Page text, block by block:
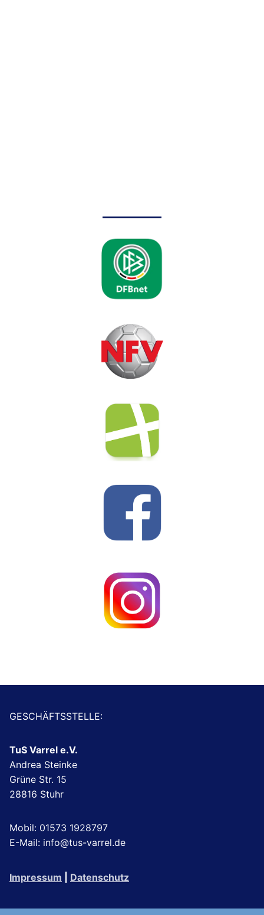
GESCHÄFTSSTELLE:
TuS Varrel e.V.
Andrea Steinke
Grüne Str. 15
28816 Stuhr
Mobil: 01573 1928797
E-Mail: info@tus-varrel.de
Impressum Datenschutz